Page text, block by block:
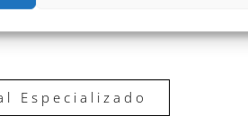
en Barcelona
para resolver de
Especializado